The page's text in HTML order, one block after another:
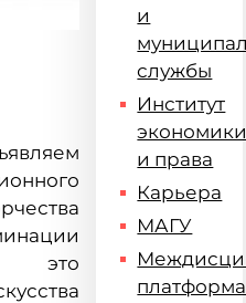
это
и
службы
Институт
и права
Карьера
МАГУ
платформа